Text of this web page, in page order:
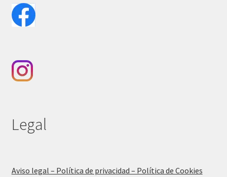
Legal
Aviso legal – Política de privacidad – Política de Cookies